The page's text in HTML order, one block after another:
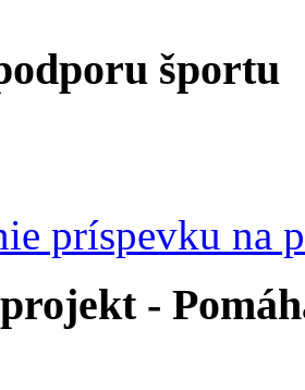
športu
príspevku na
-